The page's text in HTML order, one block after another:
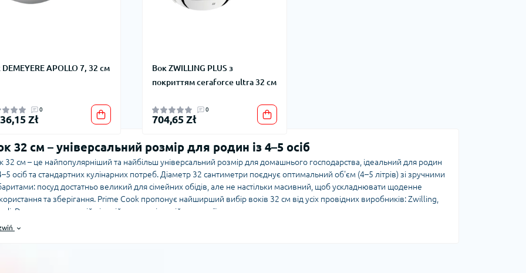
DEMEYERE APOLLO 7, 32 см
0
Zł
Вок ZWILLING PLUS з
покриттям ceraforce ultra 32 см
0
704,65 Zł
32 см – універсальний розмір для родин із 4–5 осіб
32 см – це найпопулярніший та найбільш універсальний розмір для домашнього господарства, ідеальний для родин
осіб та стандартних кулінарних потреб. Діаметр 32 сантиметри поєднує оптимальний об'єм (4–5 літрів) зі зручними
посуд достатньо великий для сімейних обідів, але не настільки масивний, щоб ускладнювати щоденне
та зберігання. Prime Cook пропонує найширший вибір воків 32 см від усіх провідних виробників: Zwilling,
Demeyere – у кожній ціновій та матеріальній категорії.
діаметром 32 см вирізняється стандартною глибиною стінок 9–10 см, вагою 1,5–2 кг (залежно від матеріалу) та